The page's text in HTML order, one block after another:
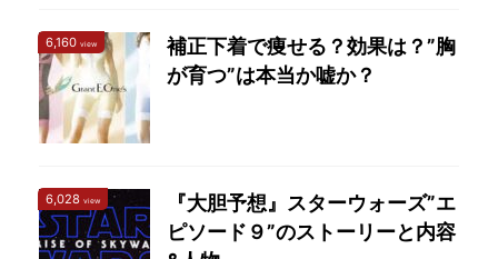
6,160 view
補正下着で痩せる？効果は？”胸
が育つ”は本当か嘘か？
6,028 view
『大胆予想』スターウォーズ”エ
ピソード９”のストーリーと内容